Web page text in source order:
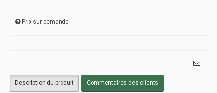
Prix sur demande
Description du produit Commentaires des clients